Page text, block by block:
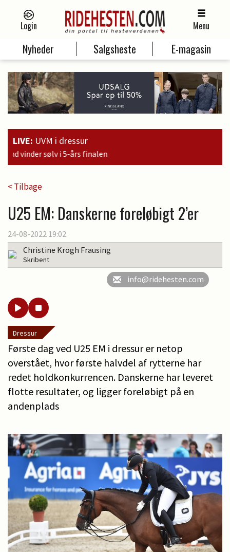
Login Menu
Nyheder Salgsheste E-magasin
LIVE: UVM i dressur
< Tilbage
U25 EM: Danskerne foreløbigt 2’er
24-08-2022 19:02
Christine Krogh Frausing
Skribent
info@ridehesten.com
Dressur
Første dag ved U25 EM i dressur er netop
overstået, hvor første halvdel af rytterne har
redet holdkonkurrencen. Danskerne har leveret
flotte resultater, og ligger foreløbigt på en
andenplads